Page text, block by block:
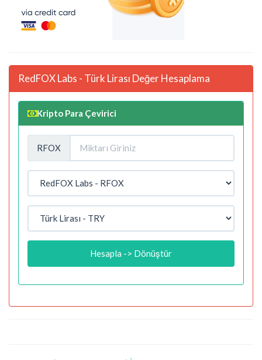
RedFOX Labs - Türk Lirası Değer Hesaplama
Kripto Para Çevirici
RFOX
Hesapla -> Dönüştür